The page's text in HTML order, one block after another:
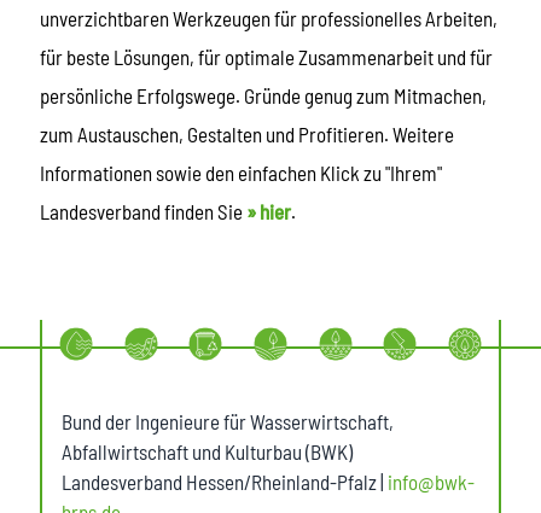
unverzichtbaren Werkzeugen für professionelles Arbeiten,
für beste Lösungen, für optimale Zusammenarbeit und für
persönliche Erfolgswege. Gründe genug zum Mitmachen,
zum Austauschen, Gestalten und Profitieren. Weitere
Informationen sowie den einfachen Klick zu "Ihrem"
Landesverband finden Sie » hier.
Bund der Ingenieure für Wasserwirtschaft,
Abfallwirtschaft und Kulturbau (BWK)
Landesverband Hessen/Rheinland-Pfalz | info@bwk-